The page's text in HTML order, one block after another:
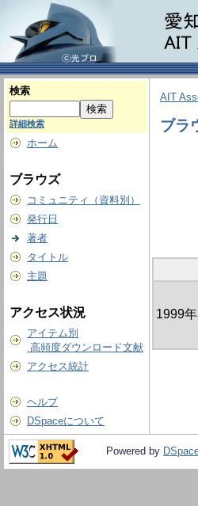
検索
詳細検索
ホーム
ブラウズ
コミュニティ（資料別）
発行日
著者
タイトル
主題
アクセス状況
アイテム別
高頻度ダウンロード文献
アクセス統計
ヘルプ
DSpaceについて
AIT
ブラ
1999
Powered by